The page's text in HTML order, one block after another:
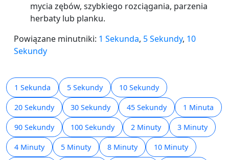
mycia zębów, szybkiego rozciągania, parzenia
herbaty lub planku.
Powiązane minutniki: 1 Sekunda, 5 Sekundy, 10
Sekundy
1 Sekunda 5 Sekundy 10 Sekundy
20 Sekundy 30 Sekundy 45 Sekundy 1 Minuta
90 Sekundy 100 Sekundy 2 Minuty 3 Minuty
4 Minuty 5 Minuty 8 Minuty 10 Minuty